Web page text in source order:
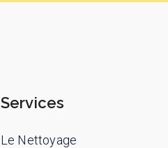
Services
Le Nettoyage